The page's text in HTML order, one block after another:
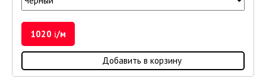
1020 i/м
Добавить в корзину